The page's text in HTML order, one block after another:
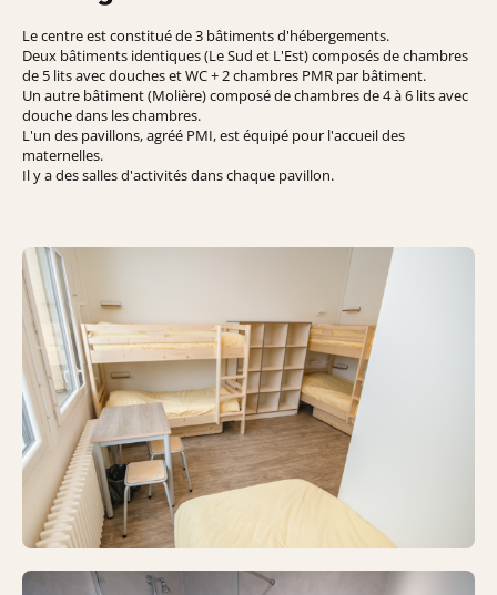
Le centre est constitué de 3 bâtiments d'hébergements.
Deux bâtiments identiques (Le Sud et L'Est) composés de chambres
de 5 lits avec douches et WC + 2 chambres PMR par bâtiment.
Un autre bâtiment (Molière) composé de chambres de 4 à 6 lits avec
douche dans les chambres.
L'un des pavillons, agréé PMI, est équipé pour l'accueil des
maternelles.
Il y a des salles d'activités dans chaque pavillon.